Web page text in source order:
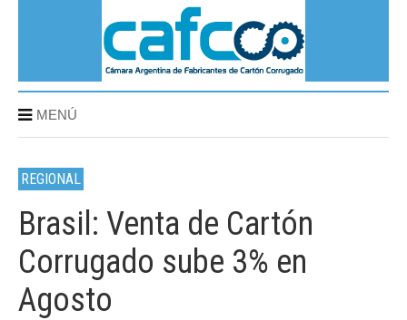
MENÚ
REGIONAL
Brasil: Venta de Cartón
Corrugado sube 3% en
Agosto